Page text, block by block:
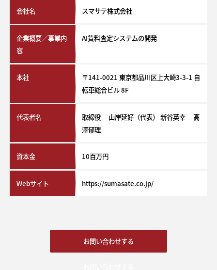
会社名 スマサテ株式会社
企業概要／事業内
容
AI賃料査定システムの開発
本社
〒141-0021 東京都品川区上大崎3-3-1 自
転車総合ビル 8F
代表者名
取締役 山岸延好（代表） 新谷英幸 高
澤郁理
資本金 10百万円
Webサイト https://sumasate.co.jp/
お問い合わせする